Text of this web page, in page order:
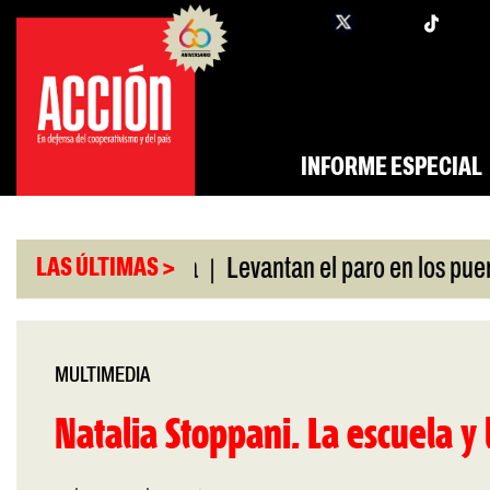
Saltar
contenido
facebook
INFORME ESPECIAL
LAS ÚLTIMAS >
con China | Levantan el paro en los puertos
MULTIMEDIA
Natalia Stoppani. La escuela y